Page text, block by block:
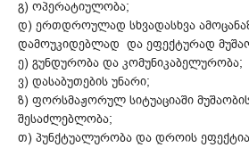
გ) ოპერატიულობა;
დ) ერთდროულად სხვადასხვა
დამოუკიდებლად და ეფექტურად
ე) გუნდურობა და კომუნიკაბელურობა;
ვ) დასაბუთების უნარი;
ზ) ფორსმაჟორულ სიტუაციაში
შესაძლებლობა;
თ) პუნქტუალურობა და დროის